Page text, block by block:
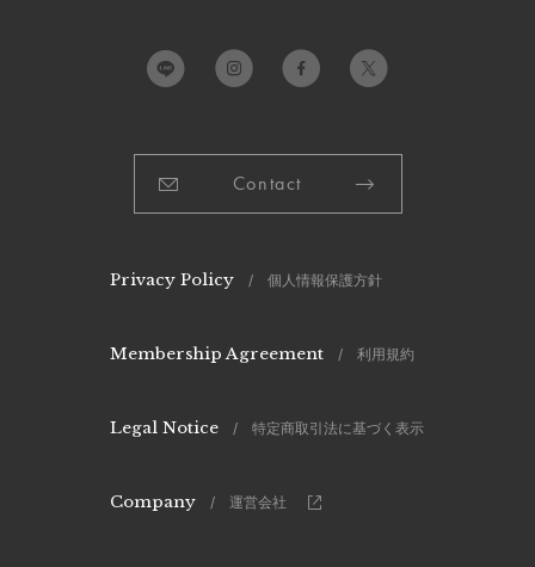
Contact
Privacy Policy / 個人情報保護方針
Membership Agreement / 利用規約
Legal Notice / 特定商取引法に基づく表示
Company / 運営会社